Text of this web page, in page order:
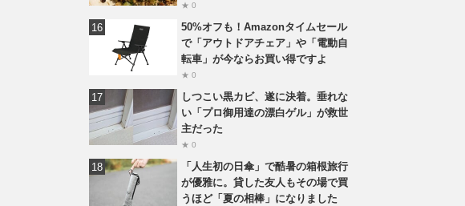
★ 0
50%オフも！Amazonタイムセール
で「アウトドアチェア」や「電動自
転車」が今ならお買い得ですよ
★ 0
しつこい黒カビ、遂に決着。垂れな
い「プロ御用達の漂白ゲル」が救世
主だった
★ 0
「人生初の日傘」で酷暑の箱根旅行
が優雅に。貸した友人もその場で買
うほど「夏の相棒」になりました